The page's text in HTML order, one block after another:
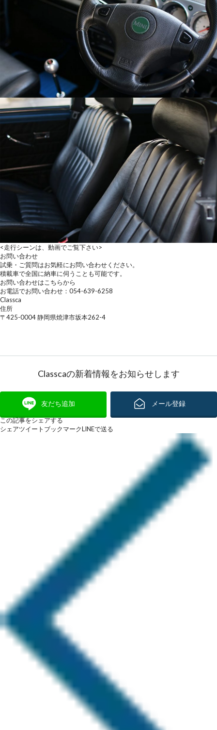
<走行シーンは、動画でご覧下さい>
お問い合わせ
試乗・ご質問はお気軽にお問い合わせください。
積載車で全国に納車に伺うことも可能です。
お問い合わせはこちらから
お電話でお問い合わせ：054-639-6258
Classca
住所
〒425-0004 静岡県焼津市坂本262-4
Classcaの新着情報をお知らせします
友だち追加 メール登録
この記事をシェアする
シェアツイート ブックマークLINEで送る